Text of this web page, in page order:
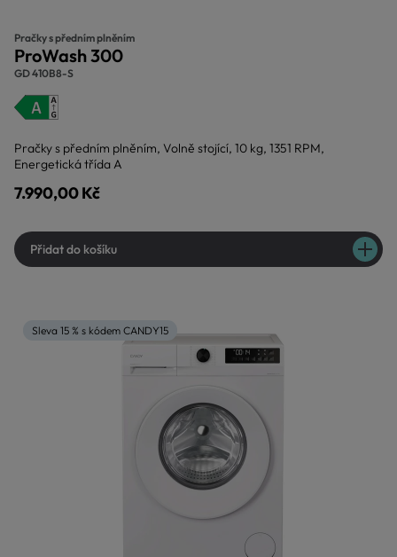
Pračky s předním plněním
ProWash 300
GD 410B8-S
Pračky s předním plněním, Volně stojící, 10 kg, 1351 RPM,
Energetická třída A
7.990,00 Kč
Přidat do košíku
Sleva 15 % s kódem CANDY15